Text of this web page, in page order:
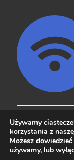
Copyright © 2026
Używamy
korzystania z
Możesz
używamy, lub